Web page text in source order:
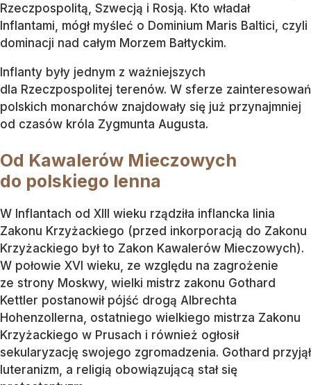
Rzeczpospolitą, Szwecją i Rosją. Kto władał
Inflantami, mógł myśleć o Dominium Maris Baltici, czyli
dominacji nad całym Morzem Bałtyckim.
Inflanty były jednym z ważniejszych
dla Rzeczpospolitej terenów. W sferze zainteresowań
polskich monarchów znajdowały się już przynajmniej
od czasów króla Zygmunta Augusta.
Od Kawalerów Mieczowych
do polskiego lenna
W Inflantach od XIII wieku rządziła inflancka linia
Zakonu Krzyżackiego (przed inkorporacją do Zakonu
Krzyżackiego był to Zakon Kawalerów Mieczowych).
W połowie XVI wieku, ze względu na zagrożenie
ze strony Moskwy, wielki mistrz zakonu Gothard
Kettler postanowił pójść drogą Albrechta
Hohenzollerna, ostatniego wielkiego mistrza Zakonu
Krzyżackiego w Prusach i również ogłosił
sekularyzację swojego zgromadzenia. Gothard przyjął
luteranizm, a religią obowiązującą stał się